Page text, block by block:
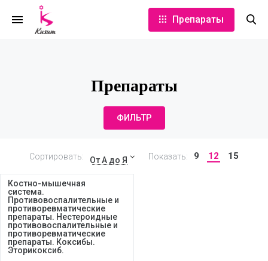
Препараты
Препараты
ФИЛЬТР
Сортировать: От А до Я Показать: 9 12 15
Костно-мышечная
система.
Противовоспалительные и
противоревматические
препараты. Нестероидные
противовоспалительные и
противоревматические
препараты. Коксибы.
Эторикоксиб.